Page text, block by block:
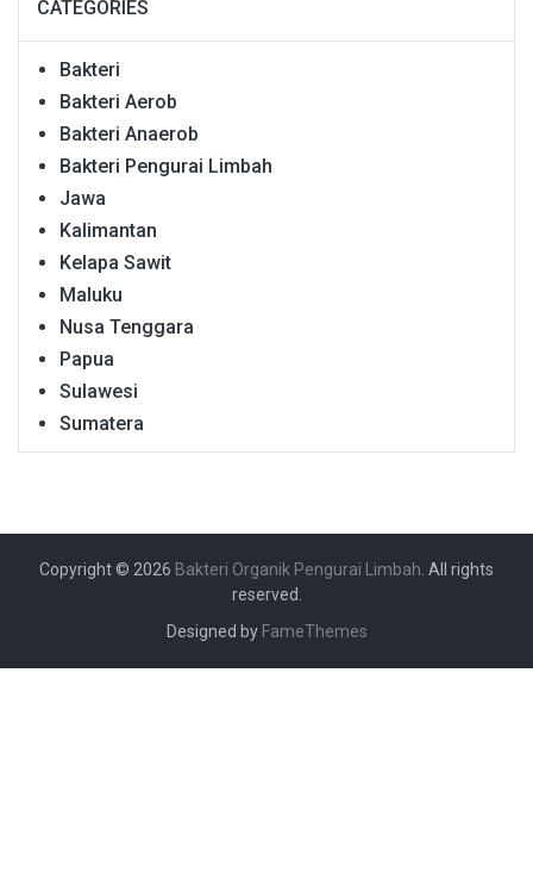
CATEGORIES
Bakteri
Bakteri Aerob
Bakteri Anaerob
Bakteri Pengurai Limbah
Jawa
Kalimantan
Kelapa Sawit
Maluku
Nusa Tenggara
Papua
Sulawesi
Sumatera
Copyright © 2026 Bakteri Organik Pengurai Limbah . All rights
reserved.
Designed by FameThemes